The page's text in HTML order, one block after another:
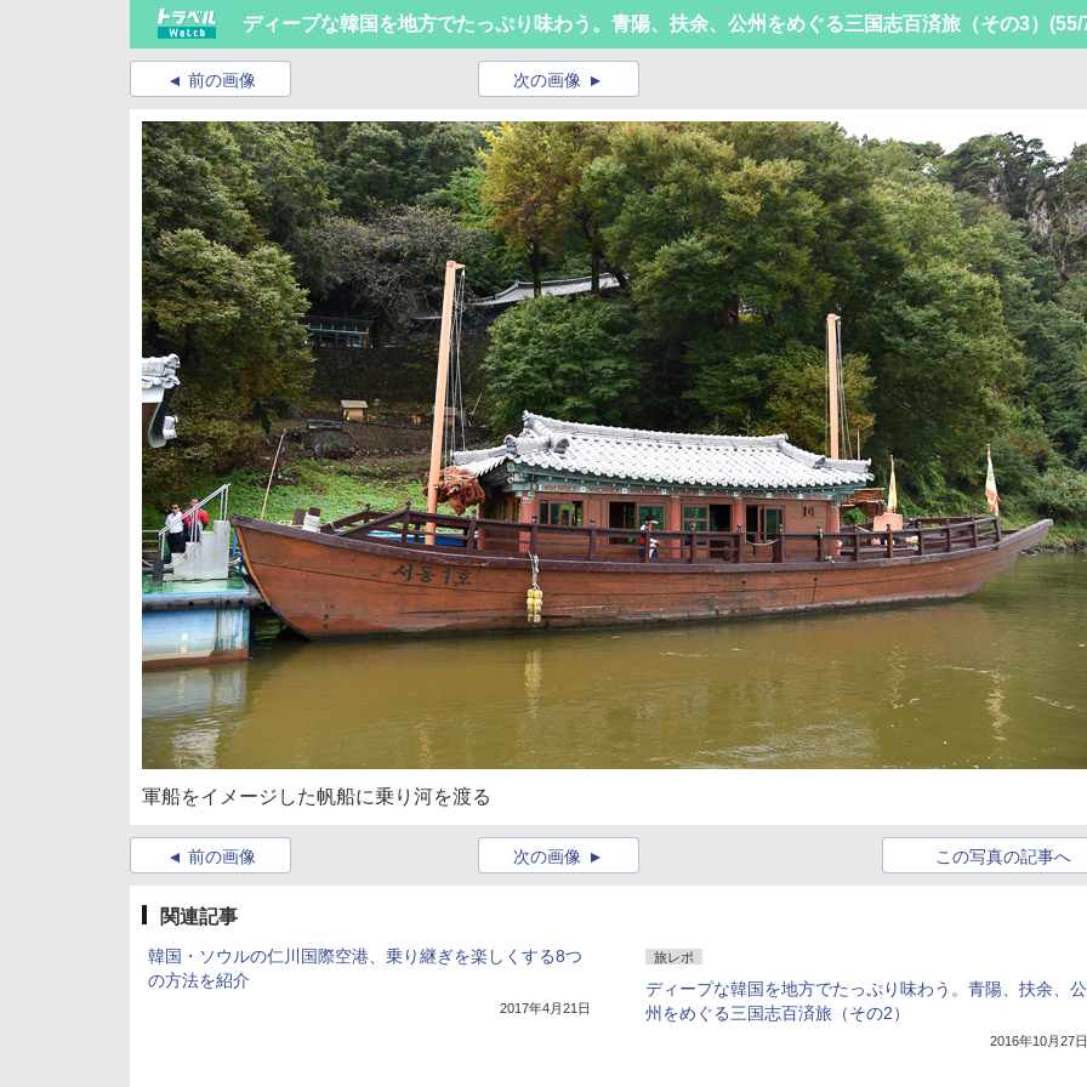
ディープな韓国を地方でたっぷり味わう。青陽、扶余、公州をめぐる三国志百済旅（その3） (55/
前の画像 次の画像
軍船をイメージした帆船に乗り河を渡る
前の画像 この写真の記事へ
次の画像
関連記事
韓国・ソウルの仁川国際空港、乗り継ぎを楽しくする8つ
の方法を紹介
2017年4月21日
旅レポ
ディープな韓国を地方でたっぷり味わう。青陽、扶余、公
州をめぐる三国志百済旅（その2）
2016年10月27日